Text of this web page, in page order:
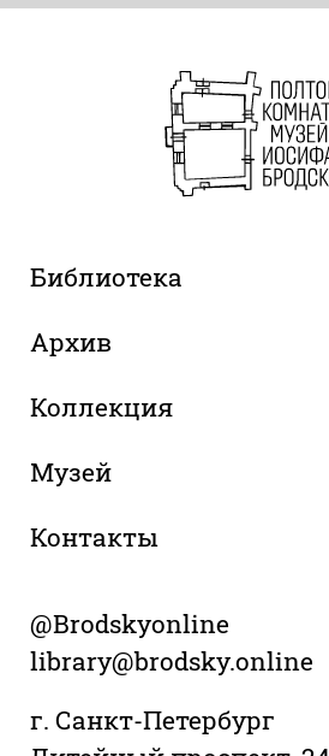
Библиотека
Архив
Коллекция
Музей
Контакты
@Brodskyonline
library@brodsky.online
г. Санкт-Петербург